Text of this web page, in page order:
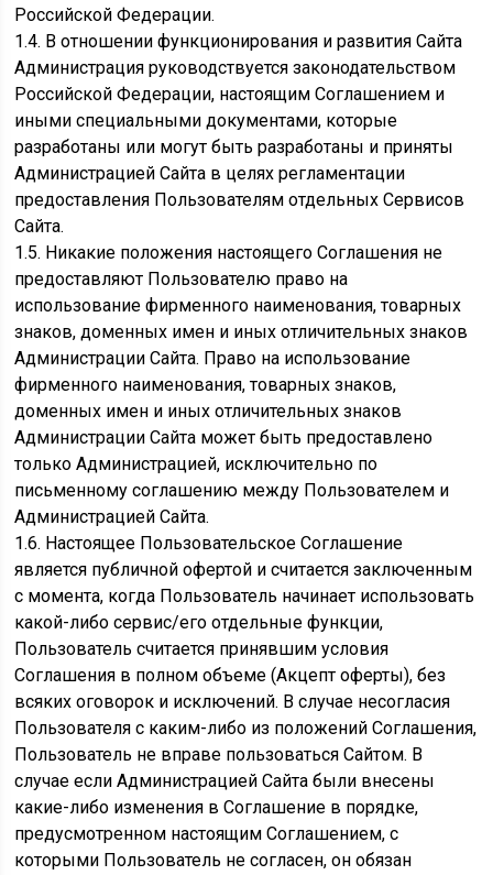
Российской Федерации.
1.4. В отношении функционирования и развития Сайта
Администрация руководствуется законодательством
Российской Федерации, настоящим Соглашением и
иными специальными документами, которые
разработаны или могут быть разработаны и приняты
Администрацией Сайта в целях регламентации
предоставления Пользователям отдельных Сервисов
Сайта.
1.5. Никакие положения настоящего Соглашения не
предоставляют Пользователю право на
использование фирменного наименования, товарных
знаков, доменных имен и иных отличительных знаков
Администрации Сайта. Право на использование
фирменного наименования, товарных знаков,
доменных имен и иных отличительных знаков
Администрации Сайта может быть предоставлено
только Администрацией, исключительно по
письменному соглашению между Пользователем и
Администрацией Сайта.
1.6. Настоящее Пользовательское Соглашение
является публичной офертой и считается заключенным
с момента, когда Пользователь начинает использовать
какой-либо сервис/его отдельные функции,
Пользователь считается принявшим условия
Соглашения в полном объеме (Акцепт оферты), без
всяких оговорок и исключений. В случае несогласия
Пользователя с каким-либо из положений Соглашения,
Пользователь не вправе пользоваться Сайтом. В
случае если Администрацией Сайта были внесены
какие-либо изменения в Соглашение в порядке,
предусмотренном настоящим Соглашением, с
которыми Пользователь не согласен, он обязан